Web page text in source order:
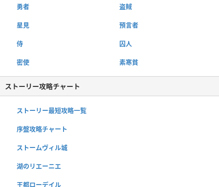
勇者 盗賊
星見 預言者
侍 囚人
密使 素寒貧
ストーリー攻略チャート
ストーリー最短攻略一覧
序盤攻略チャート
ストームヴィル城
湖のリエーニエ
王都ローデイル